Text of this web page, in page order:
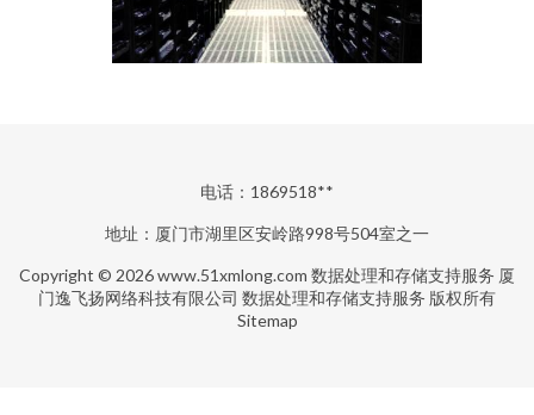
电话：1869518**
地址：厦门市湖里区安岭路998号504室之一
Copyright © 2026www.51xmlong.com 数据处理和存储支持服务 厦
门逸飞扬网络科技有限公司 数据处理和存储支持服务 版权所有
Sitemap